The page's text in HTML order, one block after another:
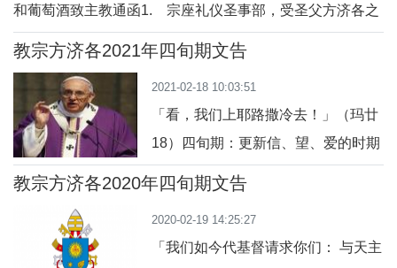
和葡萄酒致主教通函1. 宗座礼仪圣事部，受圣父方济各之
委托，致函给各教区主教（以及法律上与之同等者），为提
供所需要的一切。主教是天主奥秘的首要分施者，在托付给
他们的教会中，也是整个礼仪生
教宗方济各2021年四旬期文告
2021-02-18 10:03:51
「看，我们上耶路撒冷去！」（玛廿
18）四旬期：更新信、望、爱的时期
亲爱的弟兄姊妹们：耶稣向门徒宣告
对祂的旨意，祂便藉此显示给门徒知
道，祂使命中最深刻的意义，并且召
教宗方济各2020年四旬期文告
2020-02-19 14:25:27
「我们如今代基督请求你们： 与天主